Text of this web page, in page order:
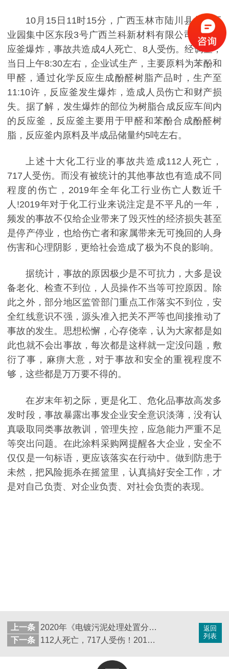
10月15日11时15分，广西玉林市陆川县北部工
业园集中区东段3号广西兰科新材料有限公司发生反
应釜爆炸，事故共造成4人死亡、8人受伤。经调查，
当日上午8:30左右，企业试生产，主要原料为苯酚和
甲醛，通过化学反应生成酚醛树脂产品时，生产至
11:10许，反应釜发生爆炸，造成人员伤亡和财产损
失。据了解，发生爆炸的部位为树脂合成反应车间内
的反应釜，反应釜主要用于甲醛和苯酚合成酚醛树
脂，反应釜内原料及半成品储量约5吨左右。
上述十大化工行业的事故共造成112人死亡，
717人受伤。而没有被统计的其他事故也有造成不同
程度的伤亡，2019年全年化工行业伤亡人数近千
人!2019年对于化工行业来说注定是不平凡的一年，
频发的事故不仅给企业带来了毁灭性的经济损失甚至
是停产停业，也给伤亡者和家属带来无可挽回的人身
伤害和心理阴影，更给社会造成了极为不良的影响。
据统计，事故的原因极少是不可抗力，大多是设
备老化、检查不到位，人员操作不当等可控原因。除
此之外，部分地区监管部门重点工作落实不到位，安
全红线意识不强，源头准入把关不严等也间接推动了
事故的发生。思想松懈，心存侥幸，认为大家都是如
此也就不会出事故，每次都是这样就一定没问题，敷
衍了事，麻痹大意，对于事故和安全的重视程度不
够，这些都是万万要不得的。
在岁末年初之际，更是化工、危化品事故高发多
发时段，事故暴露出事发企业安全意识淡薄，没有认
真吸取同类事故教训，管理失控，应急能力严重不足
等突出问题。在此涂料采购网提醒各大企业，安全不
仅仅是一句标语，更应该落实在行动中。做到防患于
未然，把风险扼杀在摇篮里，认真搞好安全工作，才
是对自己负责、对企业负责、对社会负责的表现。
返回
列表
上一条
2020年《电镀污泥处理处置分类》标准，你一定要看明白了！
下一条
112人死亡，717人受伤！2019化工企业十大事故盘点（一）